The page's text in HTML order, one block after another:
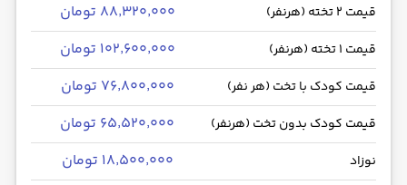
قیمت 2 تخته (هرنفر) ۸۸٬۳۲۰٬۰۰۰ تومان
قیمت 1 تخته (هرنفر) ۱۰۲٬۶۰۰٬۰۰۰ تومان
قیمت کودک با تخت (هر نفر) ۷۶٬۸۰۰٬۰۰۰ تومان
قیمت کودک بدون تخت (هرنفر) ۶۵٬۵۲۰٬۰۰۰ تومان
نوزاد ۱۸٬۵۰۰٬۰۰۰ تومان